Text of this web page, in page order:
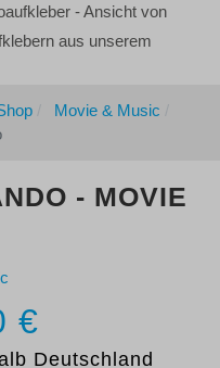
Movie & Music
- MOVIE
€
Deutschland